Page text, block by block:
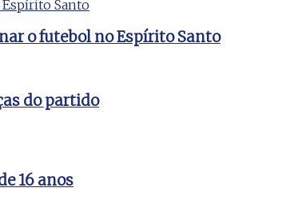
o futebol no Espírito Santo
do partido
16 anos